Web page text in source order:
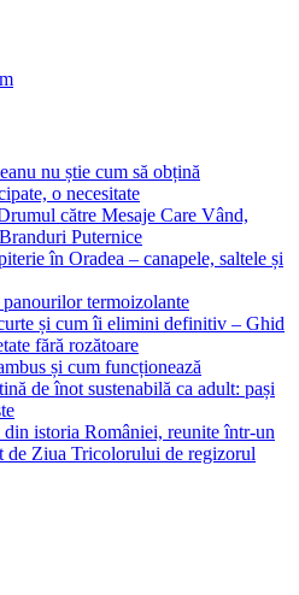
nu știe cum să obțină
o necesitate
către Mesaje Care Vând,
Puternice
în Oradea – canapele, saltele și
termoizolante
și cum îi elimini definitiv – Ghid
fără rozătoare
și cum funcționează
de înot sustenabilă ca adult: pași
din istoria României, reunite într-un
de Ziua Tricolorului de regizorul